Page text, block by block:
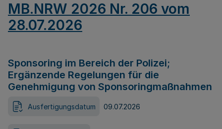
MB.NRW 2026 Nr. 206 vom
28.07.2026
Sponsoring im Bereich der Polizei;
Ergänzende Regelungen für die
Genehmigung von Sponsoringmaßnahmen
Ausfertigungsdatum 09.07.2026